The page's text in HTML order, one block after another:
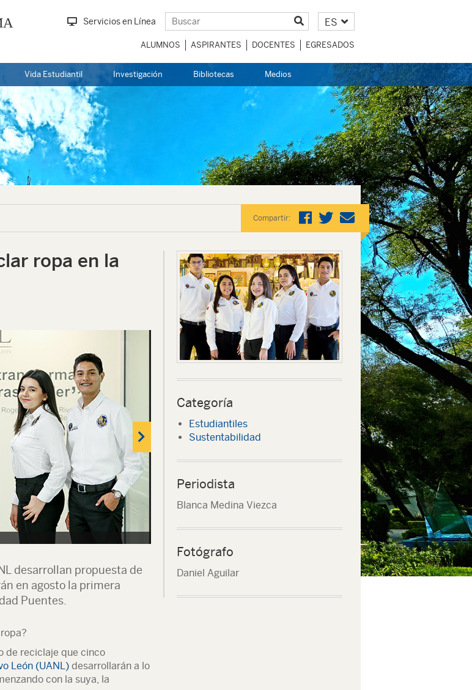
Servicios en Línea ES
ALUMNOS ASPIRANTES DOCENTES EGRESADOS
Vida Estudiantil Investigación Bibliotecas Medios
Compartir:
ropa en la
desarrollan propuesta de
en agosto la primera
Puentes.
de reciclaje que cinco
León (UANL) desarrollarán a lo
con la suya, la
Categoría
Estudiantiles
Sustentabilidad
Periodista
Blanca Medina Viezca
Fotógrafo
Daniel Aguilar